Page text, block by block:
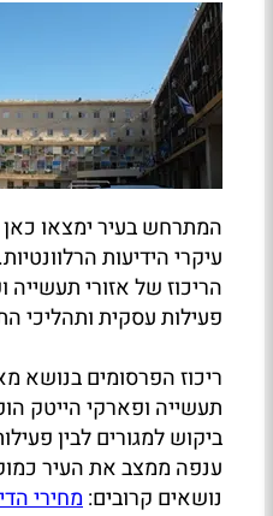
המתרחש בעיר ימצאו
עיקרי הידיעות הרלוונטיות.
הריכוז של אזורי
פעילות עסקית ותהליכי
ריכוז הפרסומים בנושא
תעשייה ופארקי הייטק
ביקוש למגורים לבין
ענפה ממצב את העיר
נושאים קרובים:מחירי